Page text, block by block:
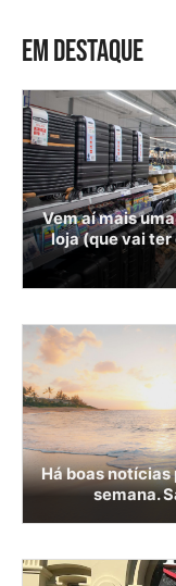
EM DESTAQUE
Vem aí mais
loja (que vai
Há boas notícias
semana.